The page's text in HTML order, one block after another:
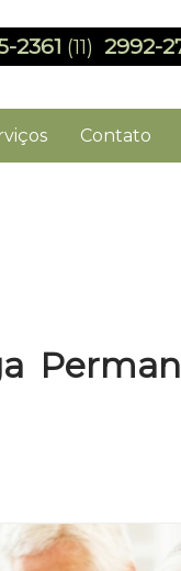
Contato
2361 (11) 2992-